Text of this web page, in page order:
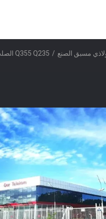
مسبق الصنع / Q355 Q235 الصلب الإطار تشييد مبنى المكاتب الجاهزة